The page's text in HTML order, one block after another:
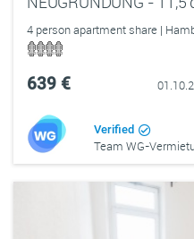
4 person apartment share |
639 €
Verified
Team WG-